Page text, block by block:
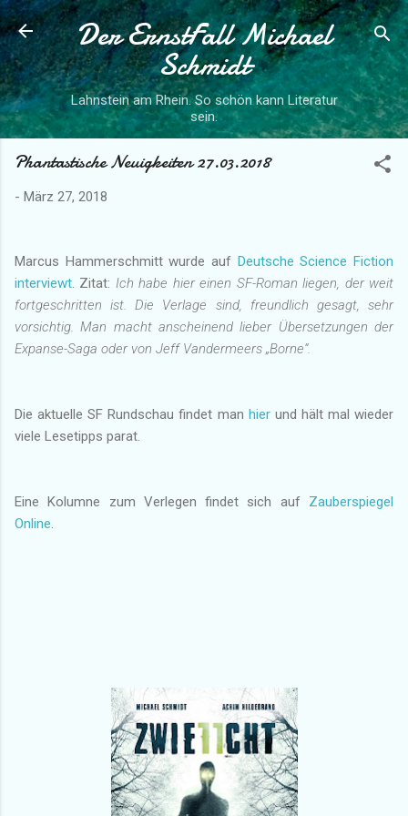
Direkt zum Hauptbereich
Der ErnstFall Michael
Schmidt
Lahnstein am Rhein. So schön kann Literatur
sein.
Phantastische Neuigkeiten 27.03.2018
- März 27, 2018
Marcus Hammerschmitt wurde auf Deutsche Science Fiction
interviewt . Zitat: Ich habe hier einen SF-Roman liegen, der weit
fortgeschritten ist. Die Verlage sind, freundlich gesagt, sehr
vorsichtig. Man macht anscheinend lieber Übersetzungen der
Expanse-Saga oder von Jeff Vandermeers „Borne“.
Die aktuelle SF Rundschau findet man hierund hält mal wieder
viele Lesetipps parat.
Eine Kolumne zum Verlegen findet sich auf Zauberspiegel
Online